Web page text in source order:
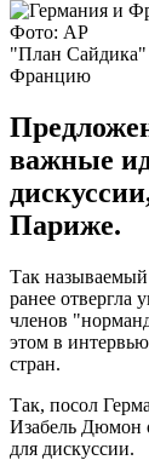
Фото: АР
"План Сайдика"
Францию
важные
Париже.
Так
ранее отвергла
членов
этом в интервью
стран.
Так, посол
Изабель Дюмон
для дискуссии.